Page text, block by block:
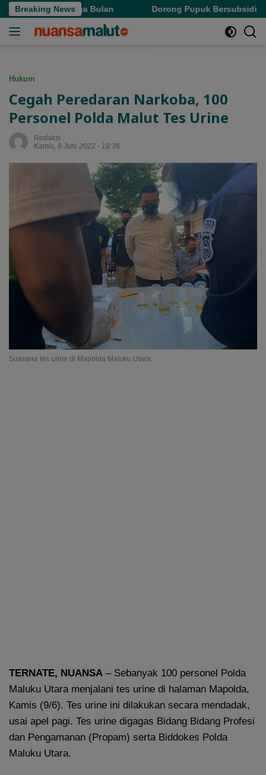
Langsung
ke
Breaking News
Tiga Bulan Dorong Pupuk Bersubsidi Tepat
Hukum
Cegah Peredaran Narkoba, 100
Personel Polda Malut Tes Urine
Redaksi
Kamis, 9 Juni 2022 - 18:36
Suasana tes urine di Mapolda Maluku Utara.
TERNATE, NUANSA – Sebanyak 100 personel Polda
Maluku Utara menjalani tes urine di halaman Mapolda,
Kamis (9/6). Tes urine ini dilakukan secara mendadak,
usai apel pagi. Tes urine digagas Bidang Bidang Profesi
dan Pengamanan (Propam) serta Biddokes Polda
Maluku Utara.